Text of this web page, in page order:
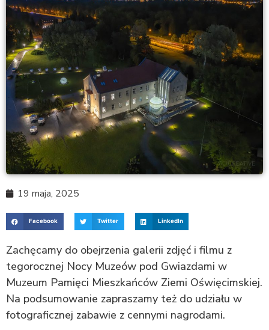
19 maja, 2025
Facebook Twitter LinkedIn
Zachęcamy do obejrzenia galerii zdjęć i filmu z
tegorocznej Nocy Muzeów pod Gwiazdami w
Muzeum Pamięci Mieszkańców Ziemi Oświęcimskiej.
Na podsumowanie zapraszamy też do udziału w
fotograficznej zabawie z cennymi nagrodami.